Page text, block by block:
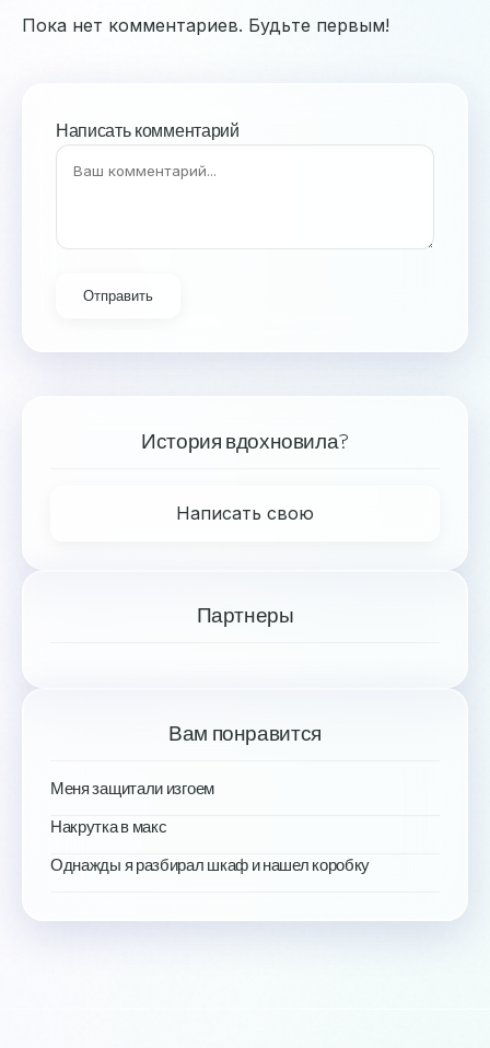
Пока нет комментариев. Будьте первым!
Написать комментарий
Отправить
История вдохновила?
Написать свою
Партнеры
Вам понравится
Меня защитали изгоем
Накрутка в макс
Однажды я разбирал шкаф и нашел коробку